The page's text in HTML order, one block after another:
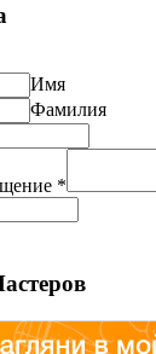
Имя
Фамилия
*